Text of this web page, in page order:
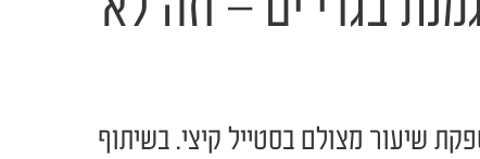
בגדי ים – וזה לא
שיעור מצולם בסטייל קיצי. בשיתוף